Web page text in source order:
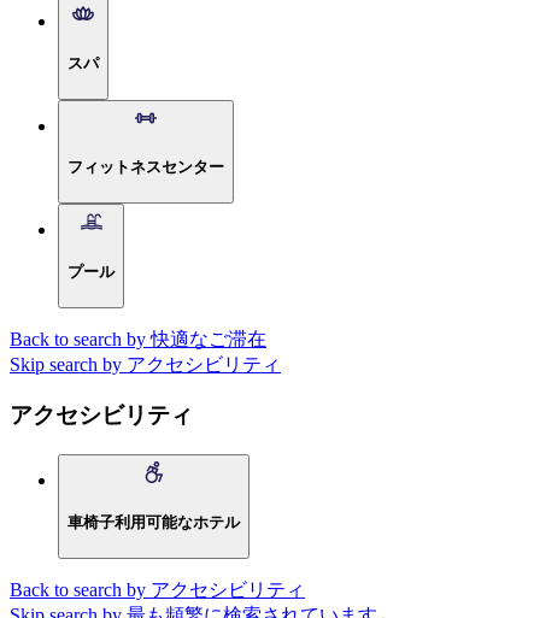
スパ
フィットネスセンター
プール
Back to search by 快適なご滞在
Skip search by アクセシビリティ
アクセシビリティ
車椅子利用可能なホテル
Back to search by アクセシビリティ